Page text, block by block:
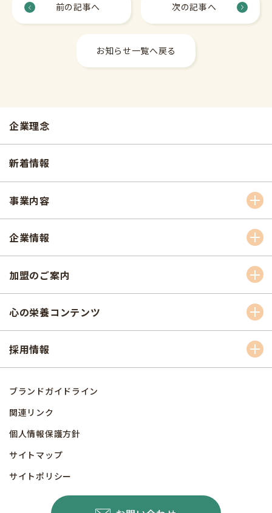
前の記事へ 次の記事へ
お知らせ一覧へ戻る
企業理念
新着情報
事業内容
企業情報
加盟のご案内
心の栄養コンテンツ
採用情報
ブランドガイドライン
関連リンク
個人情報保護方針
サイトマップ
サイトポリシー